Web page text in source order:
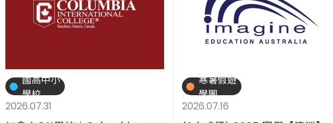
國高中小
學校
2026.07.31
寒暑假遊
學團
2026.07.16